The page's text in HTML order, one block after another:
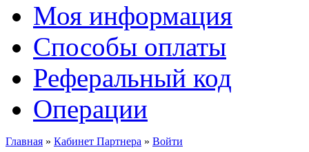
Моя информация
Способы оплаты
Реферальный код
Операции
Главная » Кабинет Партнера » Войти